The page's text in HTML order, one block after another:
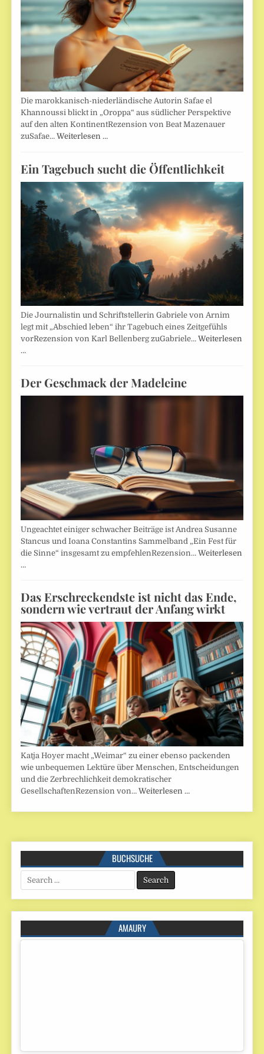
Die marokkanisch-niederländische Autorin Safae el
Khannoussi blickt in „Oroppa“ aus südlicher Perspektive
auf den alten KontinentRezension von Beat Mazenauer
zuSafae…Weiterlesen …
Ein Tagebuch sucht die Öffentlichkeit
Die Journalistin und Schriftstellerin Gabriele von Arnim
legt mit „Abschied leben“ ihr Tagebuch eines Zeitgefühls
vorRezension von Karl Bellenberg zuGabriele…Weiterlesen
…
Der Geschmack der Madeleine
Ungeachtet einiger schwacher Beiträge ist Andrea Susanne
Stancus und Ioana Constantins Sammelband „Ein Fest für
die Sinne“ insgesamt zu empfehlenRezension…Weiterlesen
…
Das Erschreckendste ist nicht das Ende,
sondern wie vertraut der Anfang wirkt
Katja Hoyer macht „Weimar“ zu einer ebenso packenden
wie unbequemen Lektüre über Menschen, Entscheidungen
und die Zerbrechlichkeit demokratischer
GesellschaftenRezension von…Weiterlesen …
BUCHSUCHE
Search
for:
AMAURY